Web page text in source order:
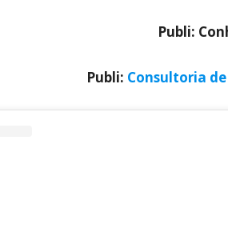
Publi:
Publi: Consultoria de